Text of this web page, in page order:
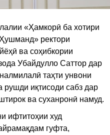
«Ҳамкорӣ ба хотири
ректори
ва соҳибкории
Убайдулло Саттор дар
таҳти унвони
рушди иқтисоди сабз дар
ва суханронӣ намуд.
ифтитоҳии худ
гуфта,